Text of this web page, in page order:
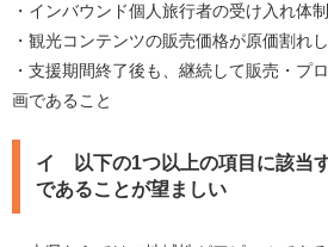
・インバウンド個人旅行者の受け入れ体
・観光コンテンツの販売価格が原価割れ
・支援期間終了後も、継続して販売・プ
画であること
イ 以下の1つ以上の項目に該当
であることが望ましい